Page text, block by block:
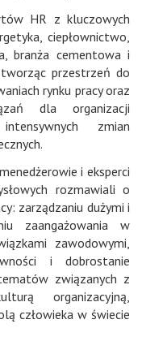
HR z kluczowych
ciepłownictwo,
branża cementowa i
tworząc przestrzeń do
rynku pracy oraz
dla organizacji
zmian
i eksperci
rozmawiali o
zarządzaniu dużymi i
zaangażowania w
zawodowymi,
i dobrostanie
związanych z
organizacyjną,
człowieka w świecie